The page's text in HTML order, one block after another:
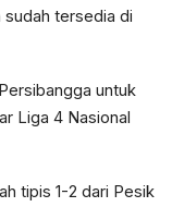
sudah tersedia di
untuk
Liga 4 Nasional
tipis 1-2 dari Pesik